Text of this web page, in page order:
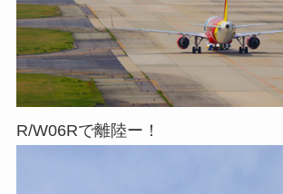
R/W06Rで離陸ー！